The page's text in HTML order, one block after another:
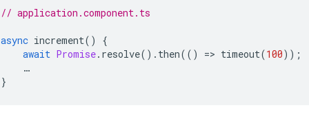
// application.component.ts
async increment()
{
await Promise. resolve(). then(() => timeout(100));
…
}